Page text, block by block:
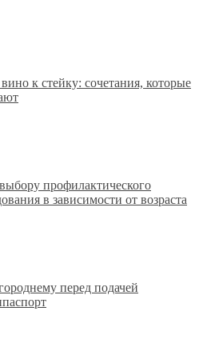
к стейку: сочетания, которые
профилактического
в зависимости от возраста
перед подачей